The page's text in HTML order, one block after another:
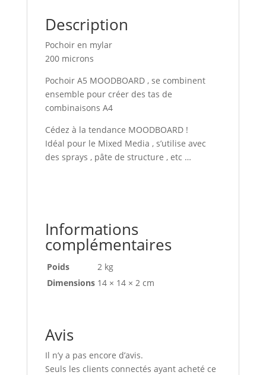
Description
Pochoir en mylar
200 microns
Pochoir A5 MOODBOARD , se combinent
ensemble pour créer des tas de
combinaisons A4
Cédez à la tendance MOODBOARD !
Idéal pour le Mixed Media , s’utilise avec
des sprays , pâte de structure , etc …
Informations
complémentaires
Poids
2 kg
Dimensions 14 × 14 × 2 cm
Avis
Il n’y a pas encore d’avis.
Seuls les clients connectés ayant acheté ce